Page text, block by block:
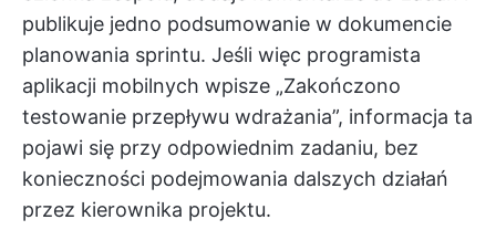
publikuje jedno podsumowanie w dokumencie
planowania sprintu. Jeśli więc programista
aplikacji mobilnych wpisze „Zakończono
testowanie przepływu wdrażania”, informacja ta
pojawi się przy odpowiednim zadaniu, bez
konieczności podejmowania dalszych działań
przez kierownika projektu.